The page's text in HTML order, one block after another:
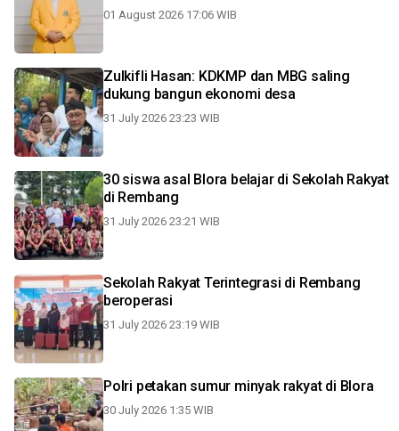
01 August 2026 17:06 WIB
Zulkifli Hasan: KDKMP dan MBG saling
dukung bangun ekonomi desa
31 July 2026 23:23 WIB
30 siswa asal Blora belajar di Sekolah Rakyat
di Rembang
31 July 2026 23:21 WIB
Sekolah Rakyat Terintegrasi di Rembang
beroperasi
31 July 2026 23:19 WIB
Polri petakan sumur minyak rakyat di Blora
30 July 2026 1:35 WIB